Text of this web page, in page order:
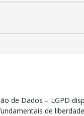
de Dados – LGPD
de